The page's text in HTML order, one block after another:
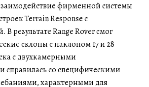
фирменной системы
Terrain Response с
результате Range Rover смог
склоны с наклоном 17 и 28
с двухкамерными
справилась со специфическими
характерными для